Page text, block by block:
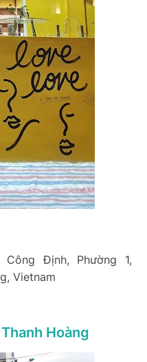
Định, Phường 1,
Vietnam
Hoàng